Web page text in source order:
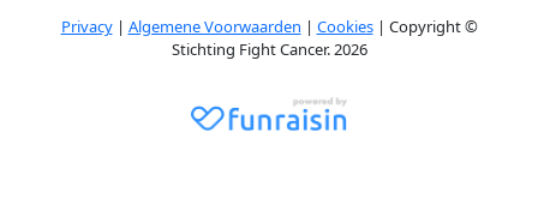
Privacy| Algemene Voorwaarden | Cookies| Copyright ©
Stichting Fight Cancer. 2026